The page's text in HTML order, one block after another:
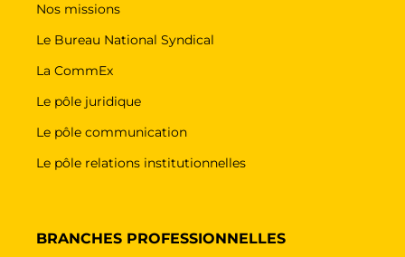
Nos missions
Le Bureau National Syndical
La CommEx
Le pôle juridique
Le pôle communication
Le pôle relations institutionnelles
BRANCHES PROFESSIONNELLES